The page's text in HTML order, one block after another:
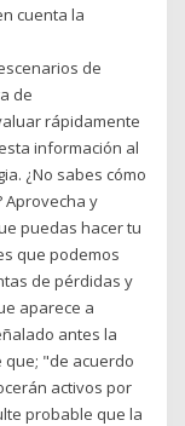
cuenta la
de
de
rápidamente
información al
¿No sabes cómo
Aprovecha y
puedas hacer tu
que podemos
de pérdidas y
aparece a
antes la
que; "de acuerdo
activos por
probable que la